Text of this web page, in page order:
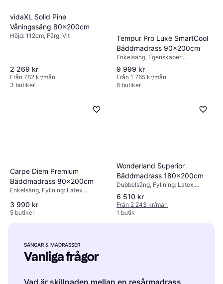
vidaXL Solid Pine
Våningssäng 80x200cm
Höjd: 112cm, Färg: Vit
2 269 kr
Från 782 kr/mån
3 butiker
Tempur Pro Luxe SmartCool
Bäddmadrass 90x200cm
Enkelsäng, Egenskaper:
Temperaturreglerande material,
Avtagbart tyg, Tjocklek madrass:
10cm
9 999 kr
Från 1 765 kr/mån
6 butiker
Carpe Diem Premium
Bäddmadrass 80x200cm
Enkelsäng, Fyllning: Latex,
3 990 kr
5 butiker
Wonderland Superior
Bäddmadrass 180x200cm
Dubbelsäng, Fyllning: Latex,
Egenskaper: Avtagbart tyg,
Temperaturreglerande material,
Tjocklek madrass: 8cm
6 510 kr
Från 2 243 kr/mån
1 butik
SÄNGAR & MADRASSER
Vanliga frågor
Vad är skillnaden mellan en resårmadrass